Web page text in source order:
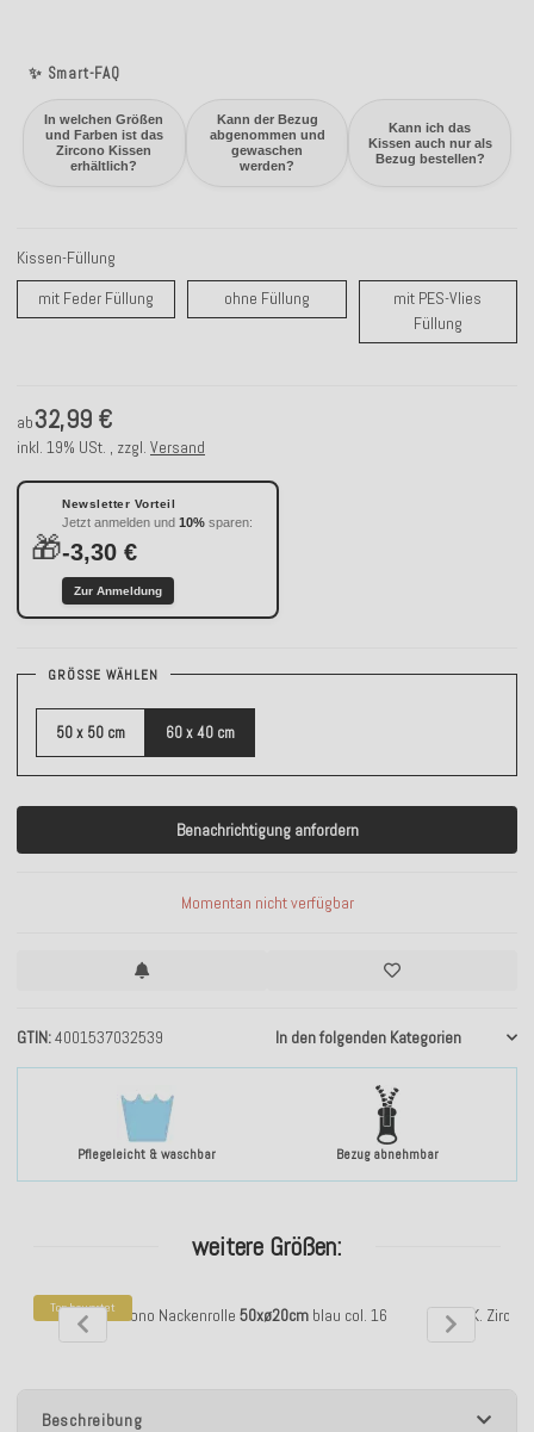
✨ Smart-FAQ
In welchen Größen
und Farben ist das
Zircono Kissen
erhältlich?
Kann der Bezug
abgenommen und
gewaschen
werden?
Kann ich das
Kissen auch nur als
Bezug bestellen?
Pflegeleicht & waschbar Bezug abnehmbar
GTIN 4001537032539 In den folgenden Kategorien
Kissen-Füllung
mit Feder Füllung mit Feder Füllungohne Füllungohne Füllung mit PES-Vlies
Füllungmit PES-
ab32,99 €
inkl. 19% USt. , zzgl. Versand
🎁
Newsletter Vorteil
Jetzt anmelden und 10% sparen:
-3,30 €
Zur Anmeldung
GRÖSSE WÄHLEN
50 x 50 cm 60 x 40 cm
Benachrichtigung anfordern
Momentan nicht verfügbar
weitere Größen:
Top bewertet
H.O.C.K. Zircono Nackenrolle 50xø20cmblau col. 16 H.O.C.K.
Beschreibung